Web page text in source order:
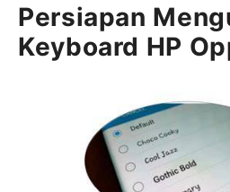
Persiapan
Keyboard HP